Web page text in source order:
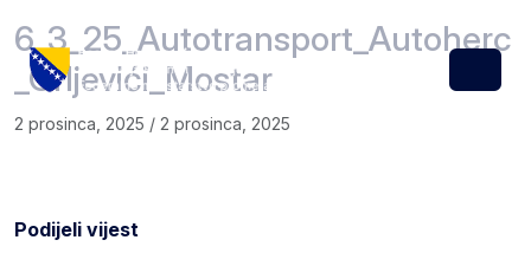
Menu
6_3_25_Autotransport_Autoherc
_Grljevići_Mostar
2 prosinca, 2025 / 2 prosinca, 2025
Podijeli vijest